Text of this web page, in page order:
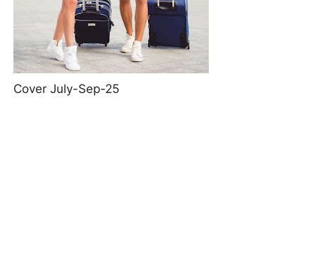
Cover July-Sep-25